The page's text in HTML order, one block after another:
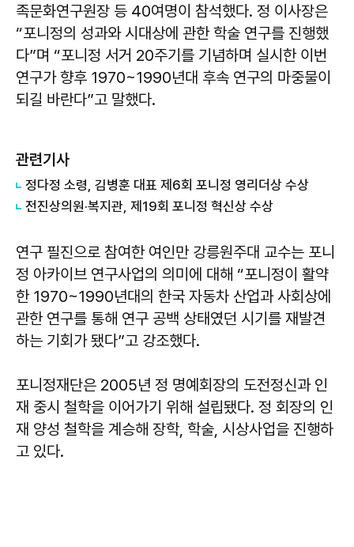
족문화연구원장 등 40여명이 참석했다. 정 이사장은
“포니정의 성과와 시대상에 관한 학술 연구를 진행했
다”며 “포니정 서거 20주기를 기념하며 실시한 이번
연구가 향후 1970~1990년대 후속 연구의 마중물이
되길 바란다”고 말했다.
관련기사
정다정 소령, 김병훈 대표 제6회 포니정 영리더상 수상
전진상의원·복지관, 제19회 포니정 혁신상 수상
연구 필진으로 참여한 여인만 강릉원주대 교수는 포니
정 아카이브 연구사업의 의미에 대해 “포니정이 활약
한 1970~1990년대의 한국 자동차 산업과 사회상에
관한 연구를 통해 연구 공백 상태였던 시기를 재발견
하는 기회가 됐다”고 강조했다.
포니정재단은 2005년 정 명예회장의 도전정신과 인
재 중시 철학을 이어가기 위해 설립됐다. 정 회장의 인
재 양성 철학을 계승해 장학, 학술, 시상사업을 진행하
고 있다.